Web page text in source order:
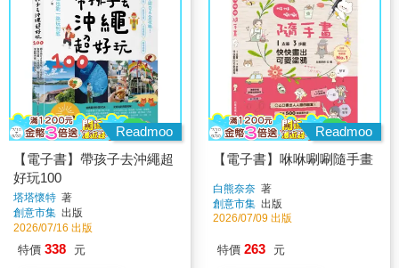
Readmoo
【電子書】帶孩子去沖繩超
好玩100
塔塔懷特 著
創意市集 出版
2026/07/16 出版
特價 338 元
Readmoo
【電子書】咻咻唰唰隨手畫
白熊奈奈 著
創意市集 出版
2026/07/09 出版
特價 263 元